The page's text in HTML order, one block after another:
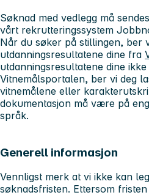
Søknad med vedlegg må
vårt rekrutteringssystem
Når du søker på stillingen, ber
utdanningsresultatene dine fra
utdanningsresultatene dine
Vitnemålsportalen, ber vi deg
vitnemålene eller
dokumentasjon må være på
språk.
Generell informasjon
Vennligst merk at vi ikke kan
søknadsfristen. Ettersom